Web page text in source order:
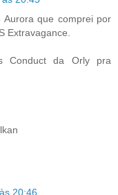
que comprei por
Extravagance.
Conduct da Orly pra
20:46